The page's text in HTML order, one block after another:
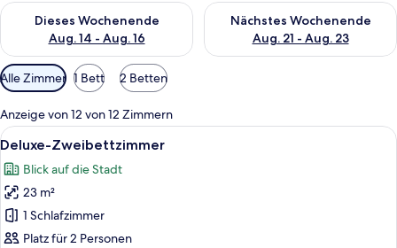
Dieses Wochenende
Aug. 14 - Aug. 16
Überprüfe die Verfügbarkeit für dieses Wochenende, Aug. 14
Nächstes Wochenende
Aug. 21 - Aug. 23
Überprüfe die Verfügbarkeit
Verfügbare
Filter
für
Zimmer
Alle Zimmer 1 Bett 2 Betten
Anzeige von 12 von 12 Zimmern
Alle
Fotos
für
Deluxe-
Zweibettzimmer
anzeigen
Ein Hotelzimmer mit zwei Betten,
9
Deluxe-Zweibettzimmer
Blick auf die Stadt
23 m²
1 Schlafzimmer
Platz für 2 Personen